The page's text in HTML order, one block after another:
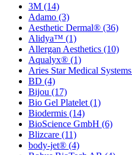
3M (14)
Adamo (3)
Aesthetic Dermal® (36)
Alidya™ (1)
Allergan Aesthetics (10)
Aqualyx® (1)
Aries Star Medical Systems
BD (4)
Bijou (17)
Bio Gel Platelet (1)
Biodermis (14)
BioScience GmbH (6)
Blizcare (11)
body-jet® (4)